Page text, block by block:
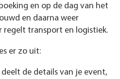
en op de dag van het
en daarna weer
regelt transport en logistiek.
er zo uit:
deelt de details van je event,